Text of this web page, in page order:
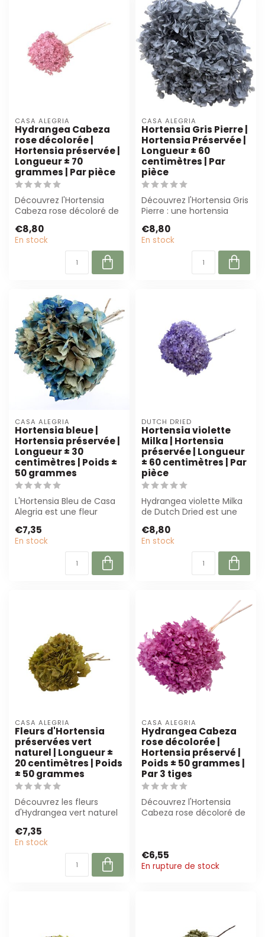
CASA ALEGRIA
Hydrangea Cabeza
rose décolorée |
Hortensia préservée |
Longueur ± 70
grammes | Par pièce
Découvrez l'Hortensia
Cabeza rose décoloré de
hortensia durabl...
€8,80
En stock
CASA ALEGRIA
Hortensia Gris Pierre |
Hortensia Préservée |
Longueur ± 60
centimètres | Par
pièce
Découvrez l'Hortensia Gris
Pierre : une hortensia
long ave...
€8,80
En stock
CASA ALEGRIA
Hortensia bleue |
Hortensia préservée |
Longueur ± 30
centimètres | Poids ±
50 grammes
L'Hortensia Bleu de Casa
Alegria est une fleur
30 cm. D...
€7,35
En stock
DUTCH DRIED
Hortensia violette
Milka | Hortensia
préservée | Longueur
± 60 centimètres | Par
pièce
Hydrangea violette Milka
de Dutch Dried est une
qualité...
€8,80
En stock
CASA ALEGRIA
Fleurs d'Hortensia
préservées vert
naturel | Longueur ±
20 centimètres | Poids
± 50 grammes
Découvrez les fleurs
d'Hydrangea vert naturel
Alegria. Parfai...
€7,35
En stock
CASA ALEGRIA
Hydrangea Cabeza
rose décolorée |
Hortensia préservé |
Poids ± 50 grammes |
Par 3 tiges
Découvrez l'Hortensia
Cabeza rose décoloré de
€6,55
En rupture de stock